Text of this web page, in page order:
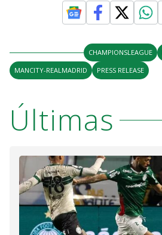
CHAMPIONSLEAGUE
MANCITY-REALMADRID
PRESS RELEASE
Últimas